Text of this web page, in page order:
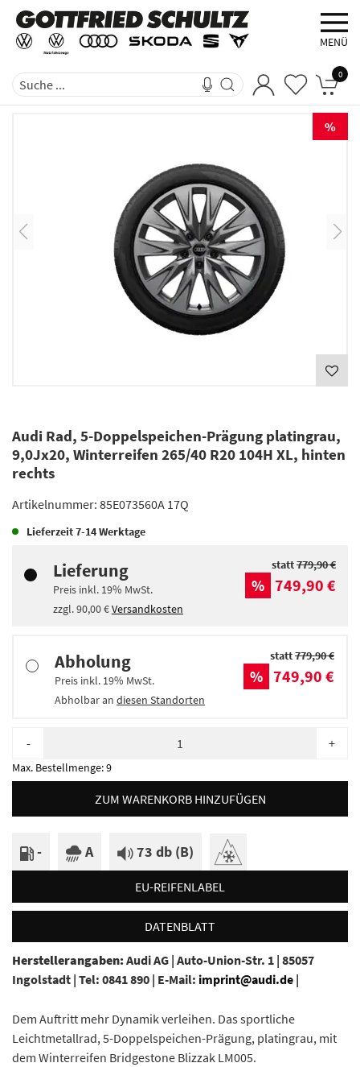
MENÜ
0
%
Audi Rad, 5-Doppelspeichen-Prägung platingrau,
9,0Jx20, Winterreifen 265/40 R20 104H XL, hinten
rechts
Artikelnummer: 85E073560A 17Q
Lieferzeit7-14 Werktage
Lieferung
Preis inkl. 19% MwSt.
zzgl.90,00 €Versandkosten
statt779,90 €
% 749,90 €
Abholung
Preis inkl. 19% MwSt.
Abholbar an diesen Standorten
statt779,90 €
% 749,90 €
- +
Max. Bestellmenge:9
ZUM WARENKORB HINZUFÜGEN
- A 73 db (B)
EU-REIFENLABEL
DATENBLATT
Herstellerangaben: Audi AG | Auto-Union-Str. 1 | 85057
Ingolstadt | Tel: 0841 890 | E-Mail: imprint@audi.de |
Dem Auftritt mehr Dynamik verleihen. Das sportliche
Leichtmetallrad, 5-Doppelspeichen-Prägung, platingrau, mit
dem Winterreifen Bridgestone Blizzak LM005.